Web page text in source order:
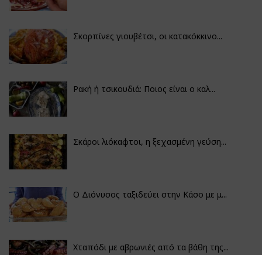
Σκορπίνες γιουβέτσι, οι κατακόκκινο...
Ρακή ή τσικουδιά: Ποιος είναι ο καλ...
Σκάροι λιόκαφτοι, η ξεχασμένη γεύση...
Ο Διόνυσος ταξιδεύει στην Κάσο με μ...
Χταπόδι με αβρωνιές από τα βάθη της...